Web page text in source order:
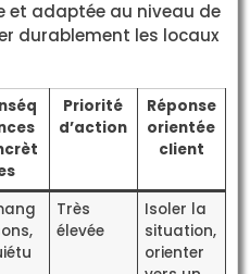
et adaptée au niveau de
durablement les locaux
Priorité
d’action
Réponse
orientée
client
Très
élevée
Isoler la
situation,
orienter